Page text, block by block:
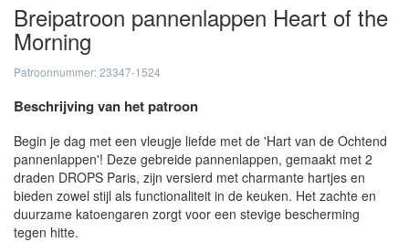
Breipatroon pannenlappen Heart of the
Morning
Patroonnummer: 23347-1524
Beschrijving van het patroon
Begin je dag met een vleugje liefde met de 'Hart van de Ochtend
pannenlappen'! Deze gebreide pannenlappen, gemaakt met 2
draden DROPS Paris, zijn versierd met charmante hartjes en
bieden zowel stijl als functionaliteit in de keuken. Het zachte en
duurzame katoengaren zorgt voor een stevige bescherming
tegen hitte.